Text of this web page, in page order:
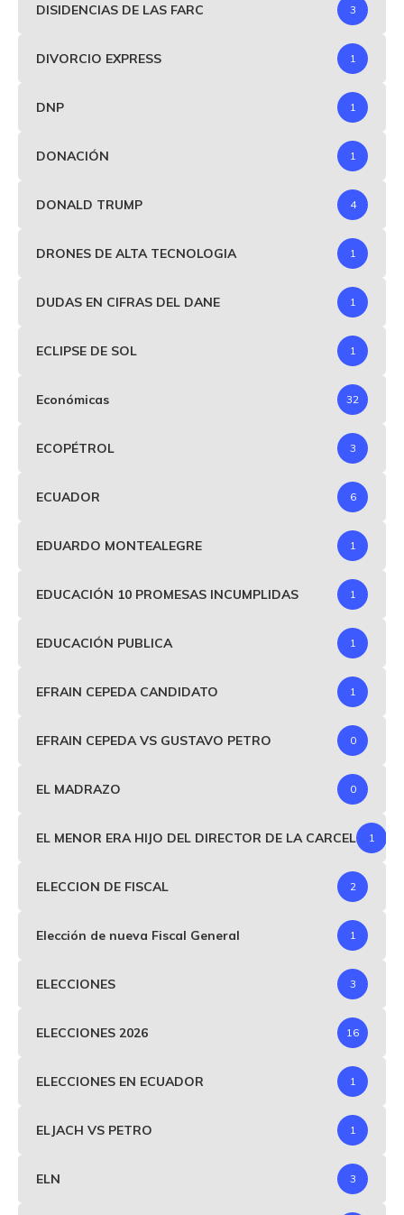
DISIDENCIAS DE LAS FARC 3
DIVORCIO EXPRESS 1
DNP 1
DONACIÓN 1
DONALD TRUMP 4
DRONES DE ALTA TECNOLOGIA 1
DUDAS EN CIFRAS DEL DANE 1
ECLIPSE DE SOL 1
Económicas 32
ECOPÉTROL 3
ECUADOR 6
EDUARDO MONTEALEGRE 1
EDUCACIÓN 10 PROMESAS INCUMPLIDAS 1
EDUCACIÓN PUBLICA 1
EFRAIN CEPEDA CANDIDATO 1
EFRAIN CEPEDA VS GUSTAVO PETRO 0
EL MADRAZO 0
EL MENOR ERA HIJO DEL DIRECTOR DE LA CARCEL 1
ELECCION DE FISCAL 2
Elección de nueva Fiscal General 1
ELECCIONES 3
ELECCIONES 2026 16
ELECCIONES EN ECUADOR 1
ELJACH VS PETRO 1
ELN 3